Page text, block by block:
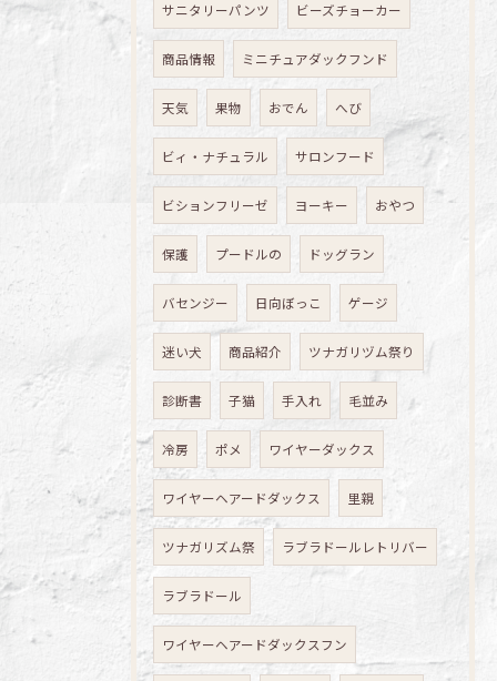
サニタリーパンツ ビーズチョーカー
商品情報 ミニチュアダックフンド
天気 果物 おでん へび
ビィ・ナチュラル サロンフード
ビションフリーゼ ヨーキー おやつ
保護 プードルの ドッグラン
バセンジー 日向ぼっこ ゲージ
迷い犬 商品紹介 ツナガリヅム祭り
診断書 子猫 手入れ 毛並み
冷房 ポメ ワイヤーダックス
ワイヤーヘアードダックス 里親
ツナガリズム祭 ラブラドールレトリバー
ラブラドール
ワイヤーヘアードダックスフン